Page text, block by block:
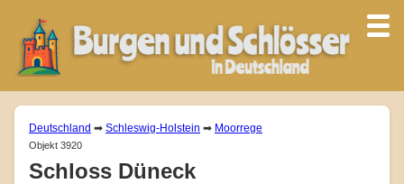
Deutschland ➡ Schleswig-Holstein ➡ Moorrege
Objekt 3920
Schloss Düneck